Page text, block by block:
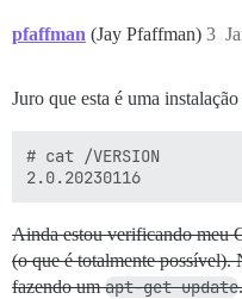
pfaffman (Jay Pfaffman) 3
Juro que esta é uma
# cat /VERSION
Ainda estou verificando meu
(o que é totalmente possível).
fazendo umapt-get update.